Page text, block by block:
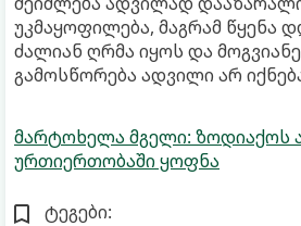
უკმაყოფილება, მაგრამ წყენა
ძალიან ღრმა იყოს და
გამოსწორება ადვილი არ
მარტოხელა მგელი: ზოდიაქოს
ურთიერთობაში ყოფნა
ტეგები: